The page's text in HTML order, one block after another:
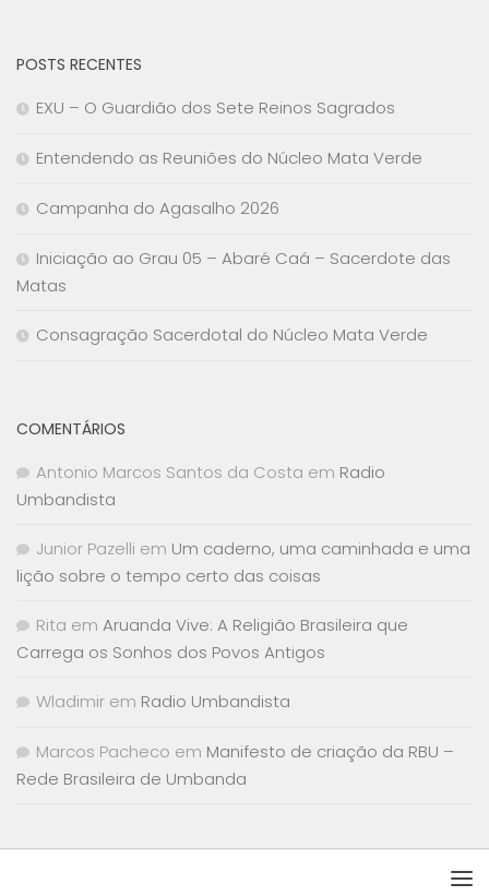
POSTS RECENTES
EXU – O Guardião dos Sete Reinos Sagrados
Entendendo as Reuniões do Núcleo Mata Verde
Campanha do Agasalho 2026
Iniciação ao Grau 05 – Abaré Caá – Sacerdote das
Matas
Consagração Sacerdotal do Núcleo Mata Verde
COMENTÁRIOS
Antonio Marcos Santos da Costa em Radio
Umbandista
Junior Pazelli em Um caderno, uma caminhada e uma
lição sobre o tempo certo das coisas
Rita em Aruanda Vive: A Religião Brasileira que
Carrega os Sonhos dos Povos Antigos
Wladimir em Radio Umbandista
Marcos Pacheco em Manifesto de criação da RBU –
Rede Brasileira de Umbanda